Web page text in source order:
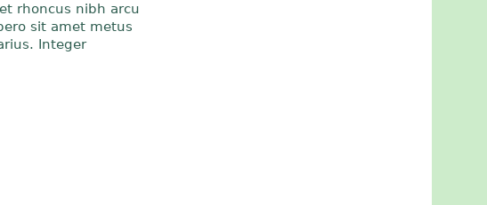
rhoncus nibh arcu
sit amet metus
Integer